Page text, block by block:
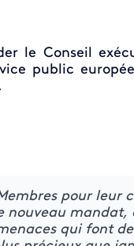
le Conseil
public
pour leur
nouveau mandat,
qui font